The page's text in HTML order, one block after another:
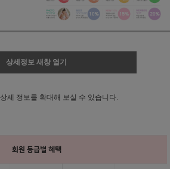
상세정보 새창 열기
상세 정보를 확대해 보실 수 있습니다.